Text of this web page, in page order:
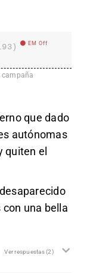
EM Off
que dado
autónomas
quiten el
una bella
Ver respuestas(2)